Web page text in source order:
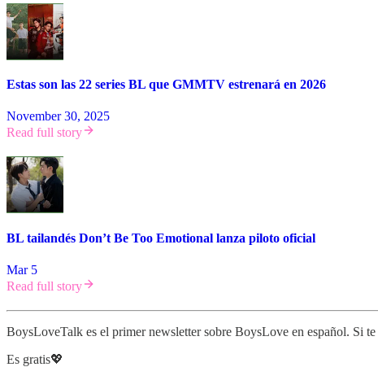
Estas son las 22 series BL que GMMTV estrenará en 2026
November 30, 2025
Read full story
BL tailandés Don’t Be Too Emotional lanza piloto oficial
Mar 5
Read full story
BoysLoveTalk es el primer newsletter sobre BoysLove en español. Si
Es gratis💖